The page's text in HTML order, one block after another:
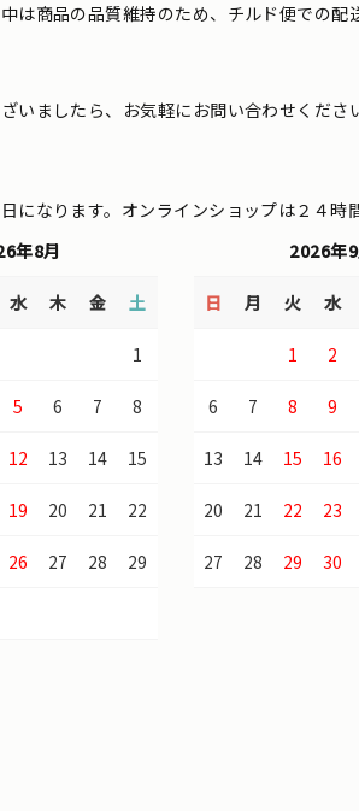
は商品の品質維持のため、チルド便での配
いましたら、お気軽にお問い合わせくださ
になります。オンラインショップは２４時
年8月
水 木 金 土
1
5 6 7 8
12 13 14 15
19 20 21 22
26 27 28 29
2026年
日 月 火 水
1 2
6 7 8 9
13 14 15 16
20 21 22 23
27 28 29 30